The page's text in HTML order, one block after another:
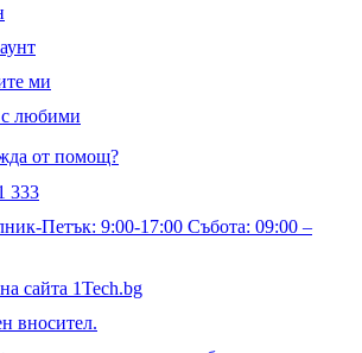
ми
любими
от помощ?
333
Петък: 9:00-17:00 Събота: 09:00 –
сайта 1Tech.bg
вносител.